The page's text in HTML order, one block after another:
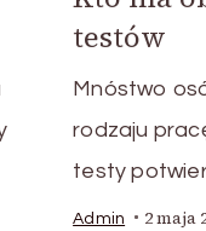
testów
Mnóstwo
rodzaju
testy
Admin 2 maja